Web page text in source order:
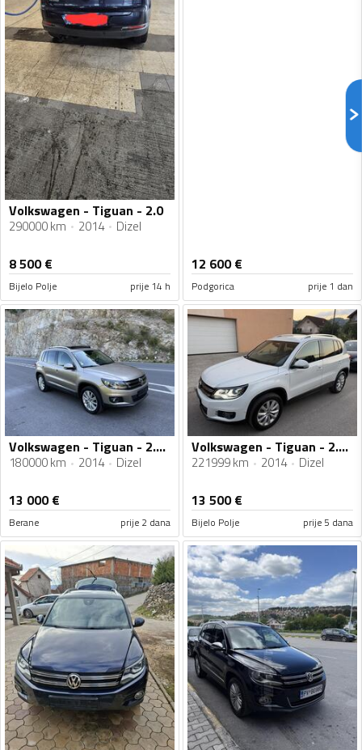
Volkswagen - Tiguan - 2.0
290000 km 2014 Dizel
8 500€
Bijelo Polje prije 14 h
12 600€
Podgorica prije 1 dan
Volkswagen - Tiguan - 2.0 tdi
180000 km 2014 Dizel
13 000€
Berane prije 2 dana
Volkswagen - Tiguan - 2.0TDi
221999 km 2014 Dizel
13 500€
Bijelo Polje prije 5 dana